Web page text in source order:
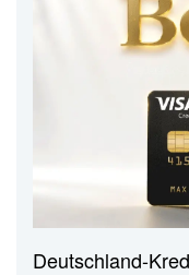
Deutschland-